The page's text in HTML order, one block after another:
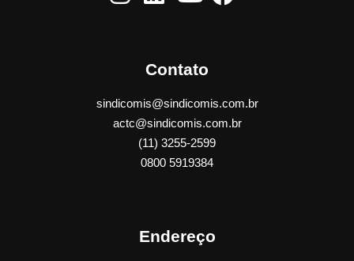
Contato
sindicomis@sindicomis.com.br
actc@sindicomis.com.br
(11) 3255-2599
0800 5919384
Endereço